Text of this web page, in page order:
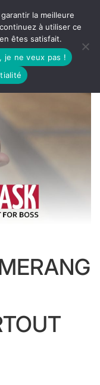
la meilleure
à utiliser ce
êtes satisfait.
je ne veux pas !